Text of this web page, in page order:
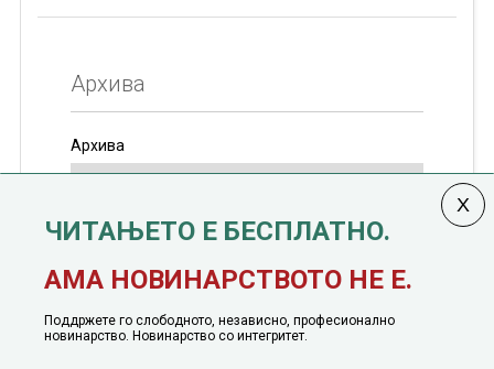
Архива
Архива
јануари, 1991 година
ЧИТАЊЕТО Е БЕСПЛАТНО.
АМА НОВИНАРСТВОТО НЕ Е.
Поддржете го слободното, независно, професионално
новинарство. Новинарство со интегритет.